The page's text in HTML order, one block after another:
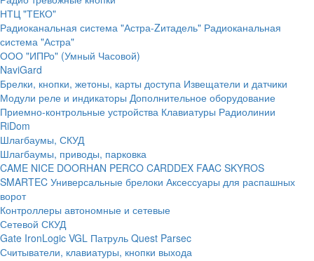
НТЦ "ТЕКО"
Радиоканальная система "Астра-Zитадель" Радиоканальная
система "Астра"
ООО "ИПРо" (Умный Часовой)
NaviGard
Брелки, кнопки, жетоны, карты доступа Извещатели и датчики
Модули реле и индикаторы Дополнительное оборудование
Приемно-контрольные устройства Клавиатуры Радиолинии
RiDom
Шлагбаумы, СКУД
Шлагбаумы, приводы, парковка
CAME NICE DOORHAN PERCO CARDDEX FAAC SKYROS
SMARTEC Универсальные брелоки Аксессуары для распашных
ворот
Контроллеры автономные и сетевые
Сетевой СКУД
Gate IronLogic VGL Патруль Quest Parsec
Считыватели, клавиатуры, кнопки выхода